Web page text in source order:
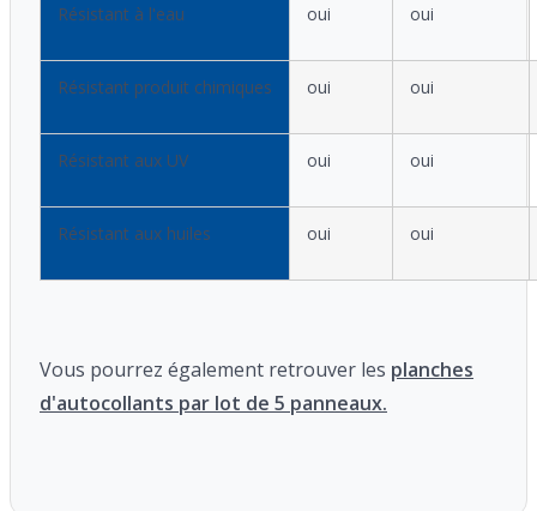
Résistant à l'eau oui oui
Résistant produit chimiques oui oui
Résistant aux UV oui oui
Résistant aux huiles oui oui
Vous pourrez également retrouver les planches
d'autocollants par lot de 5 panneaux.